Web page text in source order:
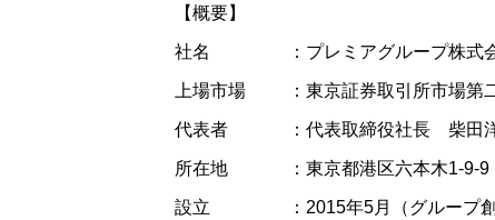
【概要】
社名 ：プレミアグループ株式会
上場市場 ：東京証券取引所市場第二
代表者 ：代表取締役社長 柴田
所在地 ：東京都港区六本木1-9-9
設立 ：2015年5月（グループ創業